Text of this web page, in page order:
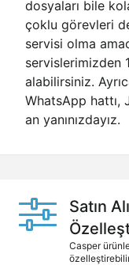
dosyaları bile
çoklu görevleri
servisi olma
servislerimizden
alabilirsiniz.
WhatsApp hattı,
an yanınızdayız.
Satın
Casper